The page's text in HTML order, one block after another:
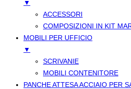
▼
ACCESSORI
COMPOSIZIONI IN KIT
MOBILI PER UFFICIO
▼
SCRIVANIE
MOBILI CONTENITORE
PANCHE ATTESA ACCIAIO PER